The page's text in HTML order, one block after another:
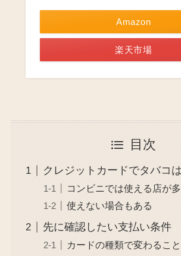
Amazon
楽天市場
目次
クレジットカードでタバコ
コンビニでは使える店が
使えない場合もある
先に確認したい支払い条件
カードの種類で変わること